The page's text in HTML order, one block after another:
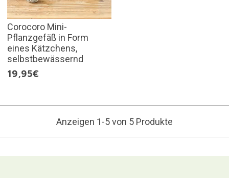
Corocoro Mini-
Pflanzgefäß in Form
eines Kätzchens,
selbstbewässernd
19,95€
Anzeigen 1-5 von 5 Produkte